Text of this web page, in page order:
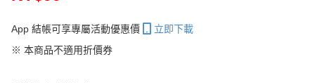
App 結帳可享專屬活動優惠價
立即下載
※ 本商品不適用折價券